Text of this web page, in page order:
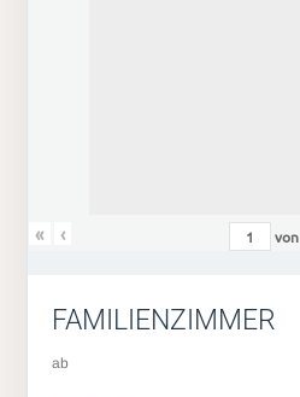
« ‹ von
FAMILIENZIMMER
ab